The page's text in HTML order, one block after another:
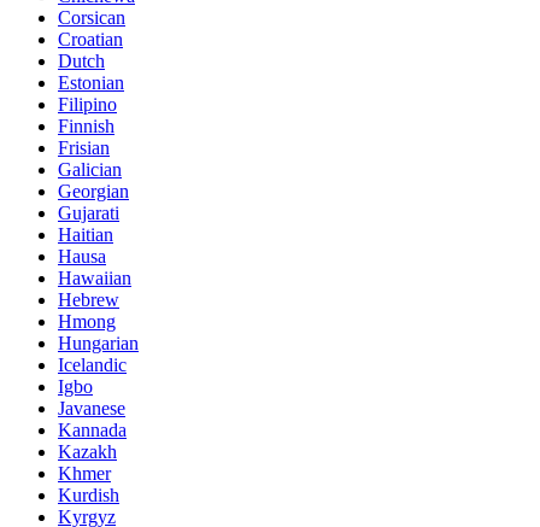
Corsican
Croatian
Dutch
Estonian
Filipino
Finnish
Frisian
Galician
Georgian
Gujarati
Haitian
Hausa
Hawaiian
Hebrew
Hmong
Hungarian
Icelandic
Igbo
Javanese
Kannada
Kazakh
Khmer
Kurdish
Kyrgyz